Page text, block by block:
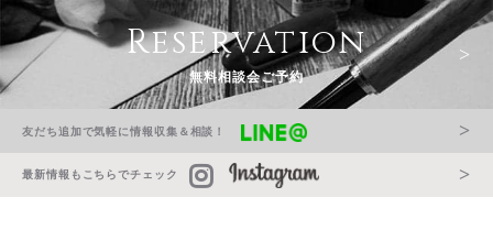
Reservation
無料相談会ご予約
友だち追加で気軽に情報収集＆相談！
最新情報もこちらでチェック